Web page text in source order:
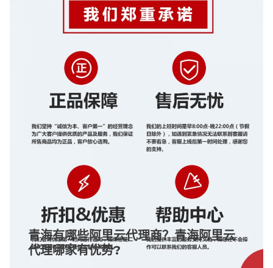
青海有哪些阿里云代理商？青海阿里云
代理哪家有优势?